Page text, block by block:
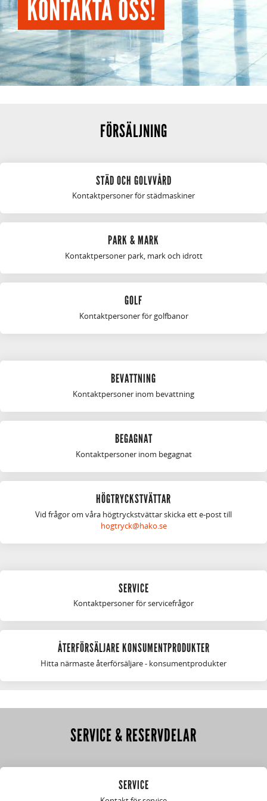
KONTAKTA OSS!
FÖRSÄLJNING
STÄD OCH GOLVVÅRD
Kontaktpersoner för städmaskiner
PARK & MARK
Kontaktpersoner park, mark och idrott
GOLF
Kontaktpersoner för golfbanor
BEVATTNING
Kontaktpersoner inom bevattning
BEGAGNAT
Kontaktpersoner inom begagnat
HÖGTRYCKSTVÄTTAR
Vid frågor om våra högtryckstvättar skicka ett e-post till
hogtryck@hako.se
SERVICE
Kontaktpersoner för servicefrågor
ÅTERFÖRSÄLJARE KONSUMENTPRODUKTER
Hitta närmaste återförsäljare - konsumentprodukter
SERVICE & RESERVDELAR
SERVICE